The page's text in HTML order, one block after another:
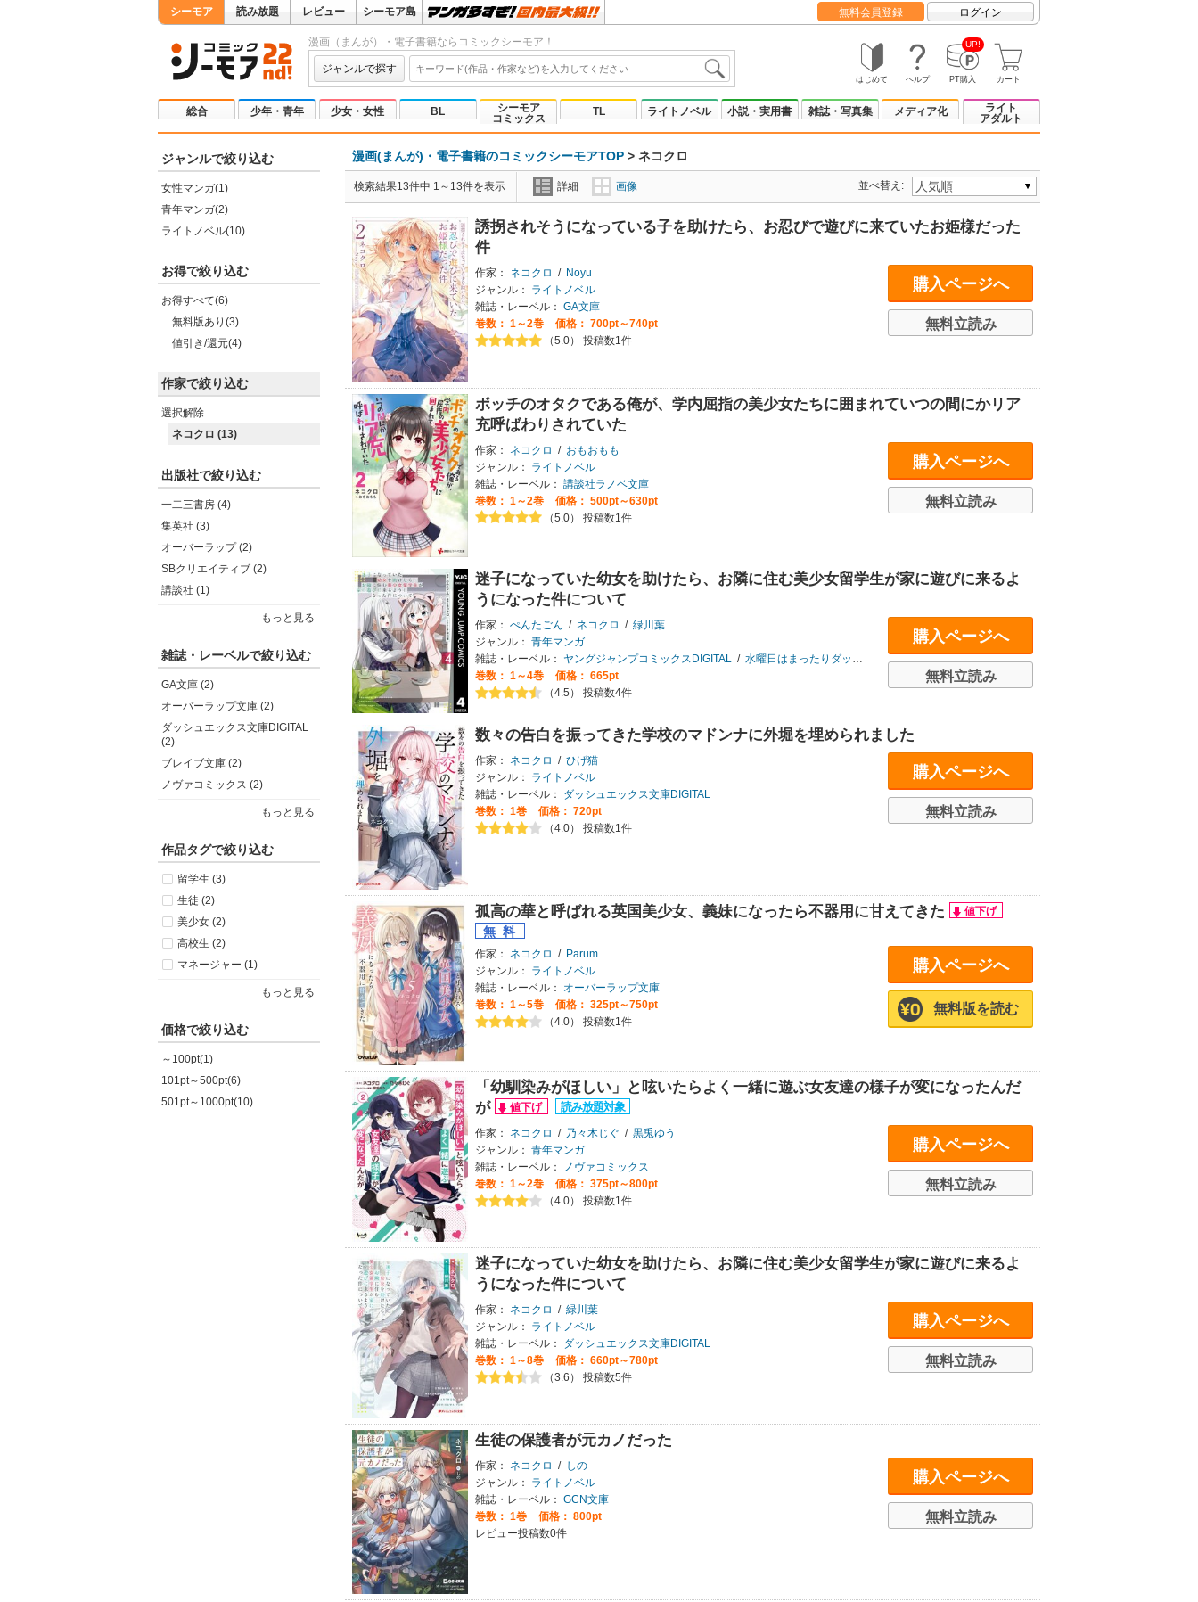
シーモア 読み放題 レビュー シーモア島 無料会員登録 ログイン
漫画（まんが）・電子書籍ならコミックシーモア！
ジャンルで探す
はじめて ヘルプ
UP!
PT購入 カート
総合 少年・青年 少女・女性 BL
シーモア
コミックス
TL ライトノベル 小説・実用書 雑誌・写真集 メディア化
ライト
アダルト
ジャンルで絞り込む
女性マンガ(1)
青年マンガ(2)
ライトノベル(10)
お得で絞り込む
お得すべて(6)
無料版あり(3)
値引き/還元(4)
作家で絞り込む
選択解除
ネコクロ (13)
出版社で絞り込む
一二三書房 (4)
集英社 (3)
オーバーラップ (2)
SBクリエイティブ (2)
講談社 (1)
もっと見る
雑誌・レーベルで絞り込む
GA文庫 (2)
オーバーラップ文庫 (2)
ダッシュエックス文庫DIGITAL
(2)
ブレイブ文庫 (2)
ノヴァコミックス (2)
もっと見る
作品タグで絞り込む
留学生 (3)
生徒 (2)
美少女 (2)
高校生 (2)
マネージャー (1)
もっと見る
価格で絞り込む
～100pt(1)
101pt～500pt(6)
501pt～1000pt(10)
漫画(まんが)・電子書籍のコミックシーモアTOP > ネコクロ
検索結果13件中 1～13件を表示 詳細 画像 並べ替え:
誘拐されそうになっている子を助けたら、お忍びで遊びに来ていたお姫様だった
件
作家： ネコクロ /
Noyu
ジャンル：
ライトノベル
雑誌・レーベル： GA文庫
巻数： 1～2巻
価格： 700pt～740pt
（5.0） 投稿数1件
購入ページへ
無料立読み
ボッチのオタクである俺が、学内屈指の美少女たちに囲まれていつの間にかリア
充呼ばわりされていた
作家： ネコクロ / おもおもも
ジャンル：
ライトノベル
雑誌・レーベル： 講談社ラノベ文庫
巻数： 1～2巻
価格： 500pt～630pt
（5.0） 投稿数1件
購入ページへ
無料立読み
迷子になっていた幼女を助けたら、お隣に住む美少女留学生が家に遊びに来るよ
うになった件について
作家： ぺんたごん / ネコクロ / 緑川葉
ジャンル： 青年マンガ
雑誌・レーベル：
ヤングジャンプコミックスDIGITAL / 水曜日はまったりダッシュエックスコミック
巻数： 1～4巻
価格： 665pt
（4.5） 投稿数4件
購入ページへ
無料立読み
数々の告白を振ってきた学校のマドンナに外堀を埋められました
作家： ネコクロ / ひげ猫
ジャンル：
ライトノベル
雑誌・レーベル：
ダッシュエックス文庫DIGITAL
巻数： 1巻
価格： 720pt
（4.0） 投稿数1件
購入ページへ
無料立読み
孤高の華と呼ばれる英国美少女、義妹になったら不器用に甘えてきた
作家： ネコクロ /
Parum
ジャンル：
ライトノベル
雑誌・レーベル：
オーバーラップ文庫
巻数： 1～5巻
価格： 325pt～750pt
（4.0） 投稿数1件
購入ページへ
無料版を読む
「幼馴染みがほしい」と呟いたらよく一緒に遊ぶ女友達の様子が変になったんだ
が
作家： ネコクロ / 乃々木じぐ / 黒兎ゆう
ジャンル： 青年マンガ
雑誌・レーベル：
ノヴァコミックス
巻数： 1～2巻
価格： 375pt～800pt
（4.0） 投稿数1件
購入ページへ
無料立読み
迷子になっていた幼女を助けたら、お隣に住む美少女留学生が家に遊びに来るよ
うになった件について
作家： ネコクロ / 緑川葉
ジャンル：
ライトノベル
雑誌・レーベル：
ダッシュエックス文庫DIGITAL
巻数： 1～8巻
価格： 660pt～780pt
（3.6） 投稿数5件
購入ページへ
無料立読み
生徒の保護者が元カノだった
作家： ネコクロ /
しの
ジャンル：
ライトノベル
雑誌・レーベル： GCN文庫
巻数： 1巻
価格： 800pt
レビュー投稿数0件
購入ページへ
無料立読み